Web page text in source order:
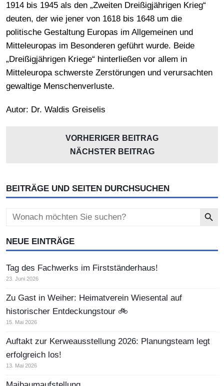
1914 bis 1945 als den „Zweiten Dreißigjährigen Krieg“
deuten, der wie jener von 1618 bis 1648 um die
politische Gestaltung Europas im Allgemeinen und
Mitteleuropas im Besonderen geführt wurde. Beide
„Dreißigjährigen Kriege“ hinterließen vor allem in
Mitteleuropa schwerste Zerstörungen und verursachten
gewaltige Menschenverluste.
Autor: Dr. Waldis Greiselis
VORHERIGER BEITRAG
NÄCHSTER BEITRAG
BEITRÄGE UND SEITEN DURCHSUCHEN
Search
for:
NEUE EINTRÄGE
Tag des Fachwerks im Firstständerhaus!
23. Juni 2026
Zu Gast in Weiher: Heimatverein Wiesental auf
historischer Entdeckungstour 🚲
15. Mai 2026
Auftakt zur Kerweausstellung 2026: Planungsteam legt
erfolgreich los!
13. Mai 2026